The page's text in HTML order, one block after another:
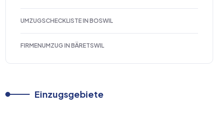
UMZUGSCHECKLISTE IN BOSWIL
FIRMENUMZUG IN BÄRETSWIL
Einzugsgebiete